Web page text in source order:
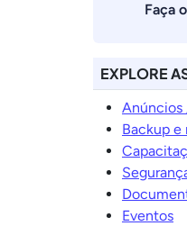
Faça
EXPLORE
Backup e
Eventos